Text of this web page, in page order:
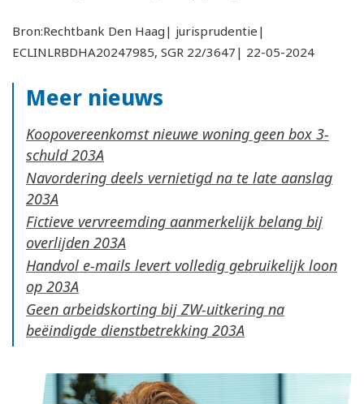
Bron:Rechtbank Den Haag| jurisprudentie|
ECLINLRBDHA20247985, SGR 22/3647| 22-05-2024
Meer nieuws
Koopovereenkomst nieuwe woning geen box 3-
schuld
Navordering deels vernietigd na te late aanslag
Fictieve vervreemding aanmerkelijk belang bij
overlijden
Handvol e-mails levert volledig gebruikelijk loon
op
Geen arbeidskorting bij ZW-uitkering na
beëindigde dienstbetrekking